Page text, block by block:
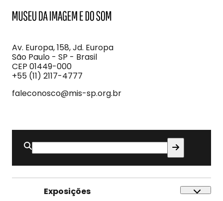
Imagem
e
do
Som
Av. Europa, 158, Jd. Europa
São Paulo - SP - Brasil
CEP 01449-000
+55 (11) 2117-4777
faleconosco@mis-sp.org.br
Buscar
por:
Exposições